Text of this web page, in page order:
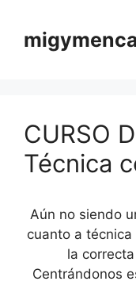
contenido
CURSO
Técnica
Aún no siendo
cuanto a
la
Centrándonos